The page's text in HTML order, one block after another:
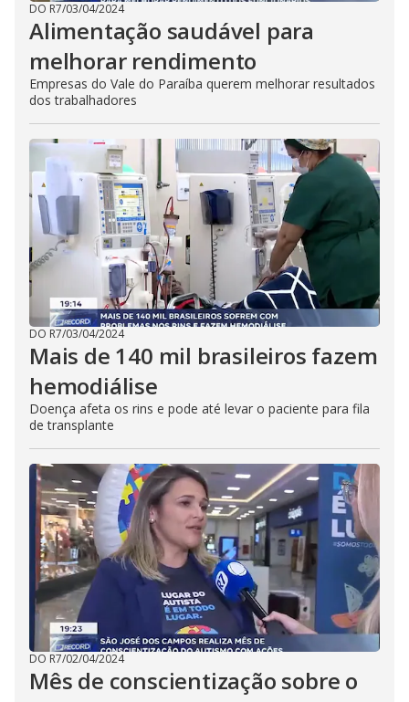
DO R7/03/04/2024
Alimentação saudável para
melhorar rendimento
Empresas do Vale do Paraíba querem melhorar resultados
dos trabalhadores
DO R7/03/04/2024
Mais de 140 mil brasileiros fazem
hemodiálise
Doença afeta os rins e pode até levar o paciente para fila
de transplante
DO R7/02/04/2024
Mês de conscientização sobre o